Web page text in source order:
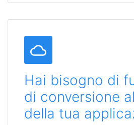
Hai bisogno di
di conversione
della tua